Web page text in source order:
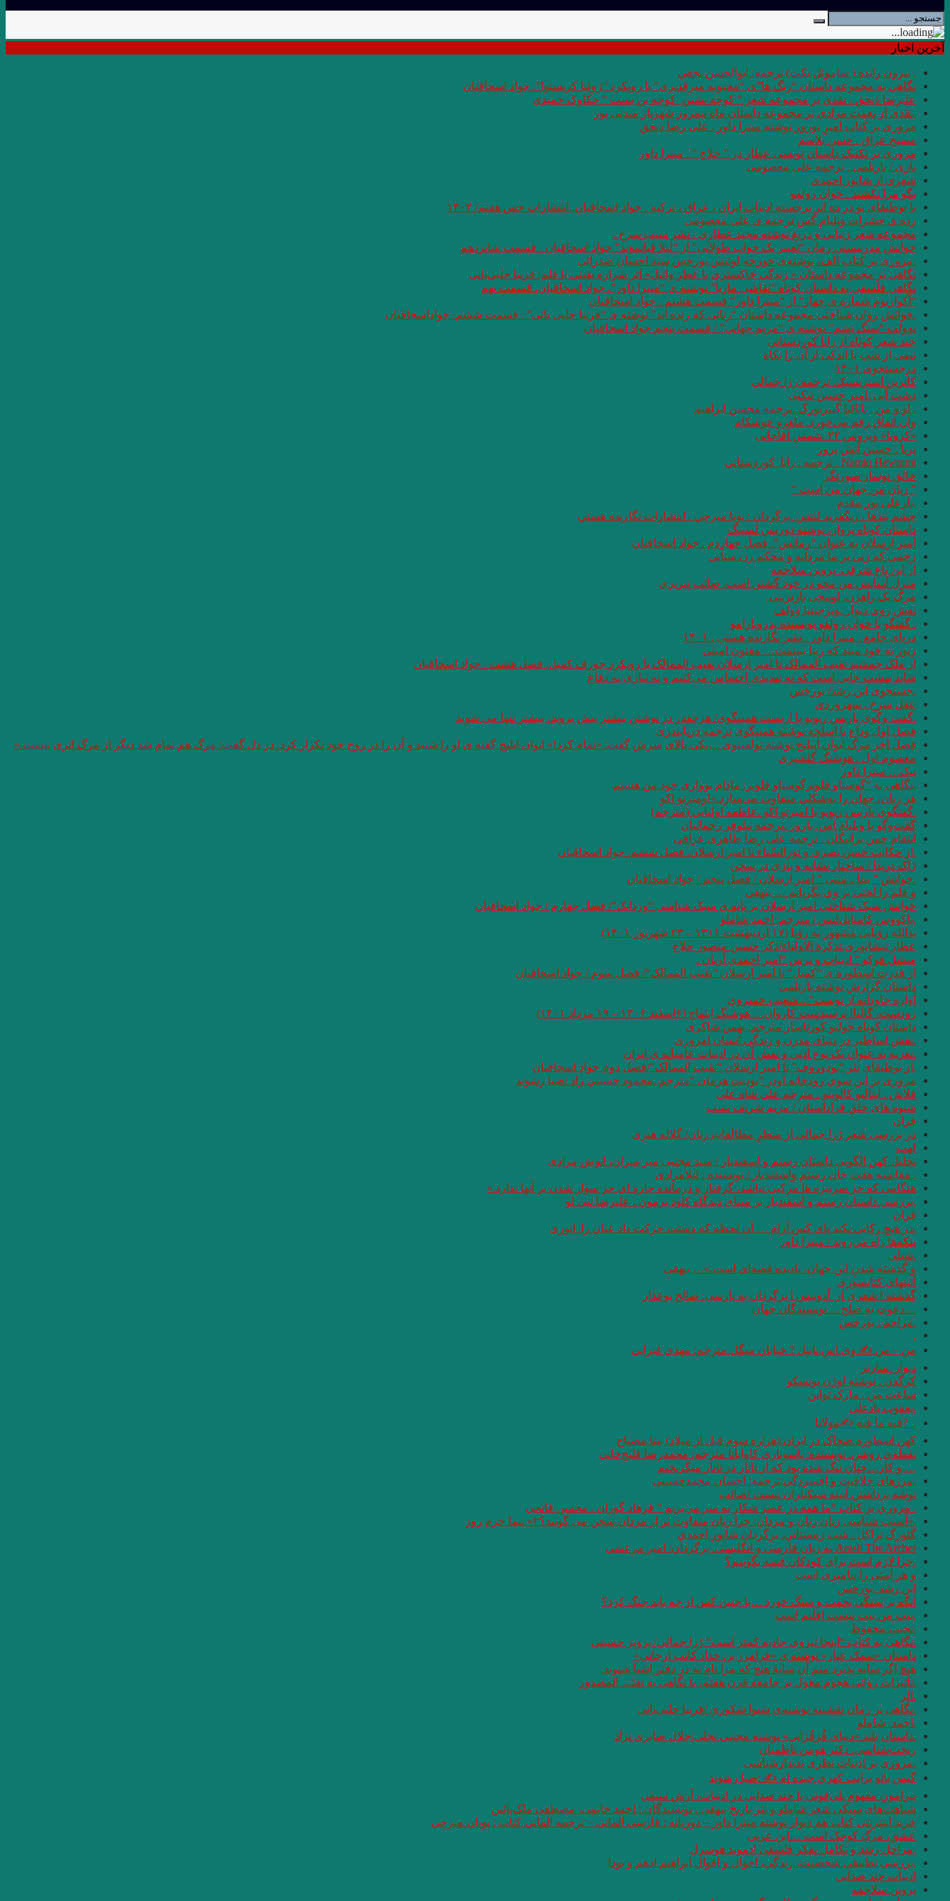
آخرین اخبار
. بيرون رانده ( ساموئل بكت) ترجمه: ابوالحسن نجفي
نگاهی به مجموعه داستان “رنگ ها”ی “محبوبه میرقدیری” با رویکرد “ژولیا کریستوا”. جواد اسحاقیان
علیرضا ذیحق ، نقدی بر مجموعه شعر ” کوچه نشین ِ کوچه بن بست ” چکاوک حمیدی
.نقدی از نعمت مرادی بر مجموعه داستان ماه نیمروز شهریار مندنی پور
مروری بر کتاب امیرِِِ نوروز نوشته میترا داور . علی رضا ذیحق
مسیح عراق . حسن بلاسم
مروری بر تکنیک داستان نویسی عطار در ” حلاج ” . میترا داور
بازی / بارتلمی . ترجمه علی معصومی
شعری از شاپور احمدی
بگو مرا نکشند . خوان رولفو
با بوطیقای نو در ده اثر برجسته ادبیات ایران ، عراق ، ترکیه . جواد اسحاقیان. انتشارات حس هفتم/ ۱۴۰۲
رده ى حشرات ویلیام گس ترجمه ی علی معصومی
مجموعه شعر زیبایی و دریغ نوشته مجید عطاری . نشر سیب سرخ .
خوانش مدرنیستی رمان “تعبیر یک خواب طولانی” از “لیلا قیاسوَند” جواد اسحاقیان . قسمت شانزدهم
.مروری بر کتاب الف، نوشته‌ی خورخه لوئیس بورخس سید احسان صدرائی
نگاهی بر مجموعه داستان « زندگی خاکستری با عطر وانیل» اثر شراره یقینی با قلم: فریبا چلبی‌یانی
نگاهی فلسفی به داستان کوتاه “نقاشی ماریا” نوشته ی “میترا داور”. جواد اسحاقیان. قسمت نهم
“آکواریوم شماره ی چهار” از “میترا داور” قسمت هشتم . جواد اسحاقیان
.خوانش روان شناختی مجموعه داستان “زنانی که زنده اند” نوشته ی “فریبا چلبی یانی” . قسمت ششم. جواداسحاقیان
نوولت “سنگ یَشم” نوشته ی “مریم جهانی” / قسمت پنجم جواد اسحاقیان
چند شعر کوتاه از زانا کوردستانی
نيمى از شب يا اندكى از آن را بكاه
درجستجوی ۱۴۰۱
کاترین استریسیک. ترجمه:رزا جمالی
دشت آبی .امیر حسین تیکنی
. او و من . ناتالیا گینزبورگ .ترجمه محسن ابراهیم
وآن اتفاق رقم می‌خورد. ماهرو خوشکام
«کرونا» ویروس ۲۲ .شمس آقاجانی
پریا . حسین آتش پرور
Namiq Hewrami . ترجمه : زانا_کوردستانی
خالق نوساز صورتگر
” زبان من جهان من است “
.یارعلی پور مقدم
چشم بندها . زیگفرید لنتس .برگردان : پويا ميرچي . انتشارات نگارنده هستي
داستان کوتاه پرواز، نوشته دوریس لسینگ
امیر ارسلان به عنوان “رمانس”. فصل چهاردم . جواد اسحاقیان
زخمی که زنی بر ما مردانه و محکم زن.سنایی
از این باغ شرقی. پروین سلاجقه
منزل آسایش من محو در خود گشتن است. صائب تبریزی
مرگ یک راهزن. لوییجی بارتزینی.
نقش روی دیوار .ویرجینیا وولف
. گفتگو با خوان رولفو نویسنده پدروپارامو
دریای جامع . میترا داور . نشر نگارنده هستی . ۱۴۰۱
زیور به خود مبند که زیبا ببینمت… مفتون امینی
از ملک جمشید نقیب الممالک تا امیر ارسلان نقیب الممالک با رویکرد جوزف کمبل. فصل هشت . جواد اسحاقیان
شاید بهشت جایی است که نه تهدیدی احساس می‌کنیم و نه نیازی به دفاع
.جستجوی ابن رشد/ بورخس
عقل سرخ . سهروردی
.گفت وگوی پاریس ریویو با ارنست همینگوی/ هرچقدر در نوشتن بیشتر پیش بروید، بیشتر تنها می شوید
فصل اول وداع با اسلحه نوشته همینگوی ترجمه دریابندری
فصل اخر مرگ ایوان اییلیج نوشته تولستوی …یکی بالای سرش گفت: «تمام کرد!» ایوان ایلیچ گفته ی او را شنید و آن را در روح خود تکرار کرد. در دل گفت: مرگ هم تمام شد دیگر از مرگ اثری نیست.»
معصوم اول . هوشنگ گلشیری
تیک… میترا داور
.نگاهی به “گوستاو فلوبرگوستاو فلوبر: مادام بوواری خود من هستم
هر زبان، جهان را به‌شکلی متفاوت می‌سازد.»اومبرتو اکو
.گفتگوی پاریس ریویو با امبرتو اکو .عاطفه اولیایی (مترجم)
گفت‌وگو با ویلیام اس. باروز .ترجمه نیلوفر رحمانیان
انتقام چمن براتیگان . ترجمه علی رضا طاهری عراقی
.از حکایت حسن بصری و نورالسّناء تا امیر ارسلان. فصل ششم. جواد اسحاقیان
ژاک دریدا / ساختار نشانه و بازی در سخن
.خوانش ” بینا ـ متنی ” امیر ارسلان / فصل پنجم / جواد اسحاقیان
و قلم را لَختی بر وی بگریانم … بیهقی
خوانش سبک شناختی امیر ارسلان بر پایه ی سبک شناسی “وِردانک”/ فصل چهارم / جواد اسحاقیان
.یاکووس کامپانل‌لیس | مترجم: ‌احمد شاملو
یدالله رؤیایی مشهور به رؤیا (۱۷ اردیبهشت ۱۳۱۱ – ۲۳ شهریور ۱۴۰۱)
عطار نیشابوری.تذکرة الاولیاء/ذکر حسین منصور حلاج
میشل فوکو ” ادبیات و ترس “امیر احمدی آریان .
از قدرت اسطوره ی “کمبل” تا امیر ارسلان “نقیب الممالک”/ فصل سوم / جواد اسحاقیان
داستان گزارش نوشته بارتلمی
آوازه جاودانه از توست”…شعیب خسروی
زودست، گالیا! نرسیدست کاروان… هوشنگ ابتهاج (۶اسفند ۱۳۰۶ – ۱۹ مرداد ۱۴۰۱)
داستان کوتاه خولیو کورتاسار مترجم: بهمن شاکری
.نقش اساطیر در دنیای مدرن و زندگی انسان امروزی
.تعزیه به عنوان یک نوع ادبی و نقش آن در ادبیات عامیانه ی ایران
.از بوطیقای نثر “تودوروف” تا امیر ارسلان “نقیب الممالک”/فصل دوم جواد اسحاقیان
مروری بر اين سوي رودخانه اودر “يوديت هرمان “مترجم :محمود حسيني زاد /ضيا رشوند
فلاش . ایتالیو کالوینو . مترجم علی شاه علی
شیوه های خلق فراداستان / مریم شریف نسب
قران
در بررسی شعر رُزا جمالی از منظرِ مطالعاتِ زنان/ گلاله هنری
لهب
تحلیل کهن الگویی داستان رستم و اسفندیار / سید مجتبی میر میران، انوش مرادی
. مقایسه هفت ‌خان رستم واسفندیار / نویسنده : لیلامرادی
هنگامی که جز سرنیزه ها مرکبی نباشد، گرفتار و درمانده چاره ای جز سوار شدن بر آنها ندارد.»
.بررسی داستان رستم و اسفندیار بر مبنای دیدگاه کلود برمون . علیرضا نبی لو
قران
.در هیچ رکابی نکند پای کَس آرام … آن لحظه که دستت حرکت داد عنان را. انوری
پنكه‌ها راه مي‌روند / میترا داور
.شبلی
و گذشته شدنِ این جهان، نادیده قصه‌ای است.»… بیهقی
آئینهای كتابسوزی
گذشته ا شعری از آدونیس ا برگردان به پارسی: صالح بوعذار
…دعوت به صلح… نویسندگان جهان
.مزاحم . بورخس
.
من – من ✍ وی.اس.نایپل ? خیابان میگل مترجم: مهدی غبرایی
دیوار .سارتر
کرگدن . نوشته اوژن یونسکو
ساعت من . مارک تواین
.یعقوب یادعلی
. ‏ ?فیه ما فیه ✍مولانا
کهن اسطوره ضحاک در ایران (هزاره سوم قبل از میلاد) بیتا مصباح
نقطه‌ی روشن. نویسنده: یاسوناری کاواباتا مترجم: محمد‌رضا قلیچ‌خانی
….و كار…چنان تنگ شده بود كه از تاتار در تاتار ميگريختم
.مرزهای خلاقیت و افسردگی.ترجمه: احسان محمدحسینی
توشه برداشتن آیینه سبکباران نیست /صائب
. مروری بر کتاب “ما همه در عصر شکار به سر می‌بریم “‌ فرهاد گوران . محسن فاتحی
.«آسیب شناسی زبان زنان و مردان: چرا زنان متفاوت تر از مردان سخن می گویند؟۲» نیما خرم روز
گئورگ تراكل . شب زمستاني. برگردان شاپور احمدي
Arash The Archer به زبان فارسی و انگلیسی. برگردان: امیر مرعشی
.چرا لازم است برای کودکان قصه بگوییم؟
و هر امتى را پيامبرى است
ابن رشد .بورخس
انگه بر سنگی بخفت و سنگ خورد …با چنین کس از چه باید جنگ کرد؟
.بیت من بیت نیست اقلیم است
.نجیب محفوظ
.نگاهی به کتاب “اینجا نیروی جاذبه کمتر است” رُزا جمالی/ پرویز حسینی
داستان «سمک عیار» نوشته ی «فرامرز بن خداد کاتب ارجانی»
هیچ اگر سایه پذیرد منم آن سایهٔ هیچ که مرا نام نه در دفتر اشیا شنوند.
.تأثیرات روانی هجوم مغول بر جامعه قرن هفتم، با نگاهی به نفثـۃ المصدور
.الر
.نگاهی بر رمان نقشینه نوشته‌ی شیوا شکوری /فریبا چلبی‌یانی
.احمد_شاملو
.داستان بلند «دنیای قُزقُزایی» نوشته مجتبی تجلی/جلال صابری نژاد
ریخت‌شناسی. دکتر هومن ناظمیان
.مروری بر ادبیات نظری پدیدارشناسی
گیس بانو برایت کهری چیده ام ✍ :ضیا رشوند
پیرامونِ مفهومِ پلی‌فونی یا چند صدایی در ادبیات، آرش سیفی
شباهت‌های سبکی شعر شاملو و نثر تاریخ بیهقی . نویسندگان : احمد خاتمی، مصطفی ملک‌پائین
خرید اینترنتی کتاب هم دیوار نوشته میترا داور – دوزبانه : فارسی المانی – ترجمه المانی کتاب : پویان میرچی
عشق، مرگِ کوچک است …ابن عربی
.مراحل رشد و تکامل تفکر فلسفی ادموند هوسرل
.بررسی تطبیقی شخصیت، زندگی، احوال و اقوال ابراهیم ادهم و بودا
ادبیات چند صدایی
پروین سلاجقه